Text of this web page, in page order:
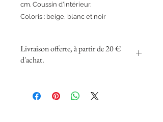
cm. Coussin d'intérieur.
Coloris : beige, blanc et noir
Livraison offerte, à partir de 20 €
d'achat.